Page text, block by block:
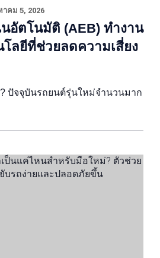
าคม 5, 2026
นอัตโนมัติ (AEB) ทำงาน
โลยีที่ช่วยลดความเสี่ยง
? ปัจจุบันรถยนต์รุ่นใหม่จำนวนมาก